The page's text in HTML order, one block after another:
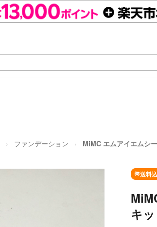
ファンデーション MiMC エムアイエムシ
送料込
キ